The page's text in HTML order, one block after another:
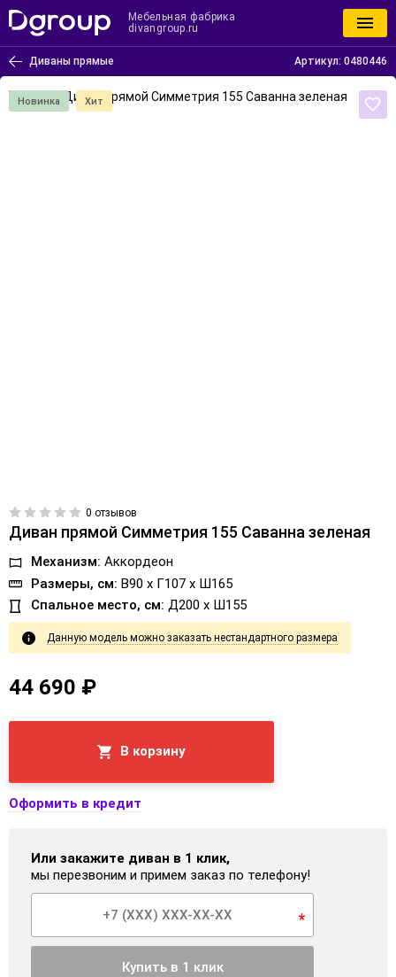
Мебельная фабрика
divangroup.ru
Диваны прямые Артикул: 0480446
Новинка Хит
0 отзывов
Диван прямой Симметрия 155 Саванна зеленая
Механизм: Аккордеон
Размеры, см: В90 x Г107 x Ш165
Спальное место, см: Д200 x Ш155
Данную модель можно заказать нестандартного размера
44 690 ₽
В корзину
Оформить в кредит
Или закажите диван в 1 клик,
мы перезвоним и примем заказ по телефону!
*
Купить в 1 клик